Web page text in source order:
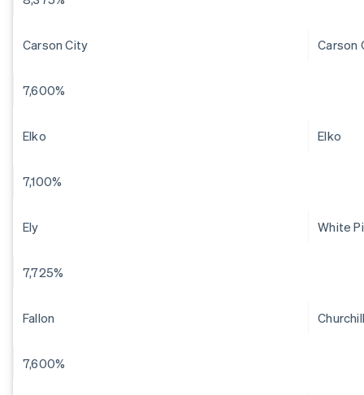
Carson City Carson
7,600%
Elko Elko
7,100%
Ely White
7,725%
Fallon Churchill
7,600%